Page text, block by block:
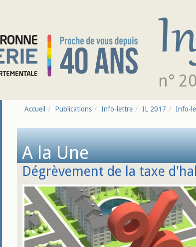
n°
Accueil Publications Info-lettre IL 2017 Info-
A la Une
Dégrèvement de la taxe